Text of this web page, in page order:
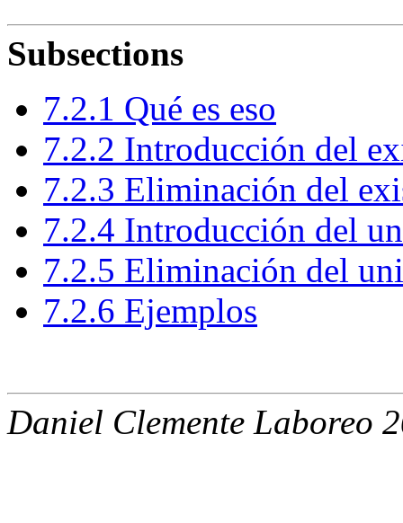
Subsections
7.2.1 Qué es eso
7.2.2 Introducción del
7.2.3 Eliminación del
7.2.4 Introducción del
7.2.5 Eliminación del
7.2.6 Ejemplos
Daniel Clemente Laboreo